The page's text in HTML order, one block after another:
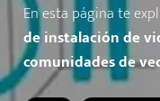
En esta página te
de instalación de
comunidades de